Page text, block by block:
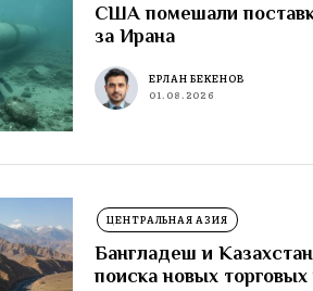
США помешали
за Ирана
ЕРЛАН БЕКЕНОВ
01.08.2026
ЦЕНТРАЛЬНАЯ АЗИЯ
Бангладеш и
поиска новых торговых